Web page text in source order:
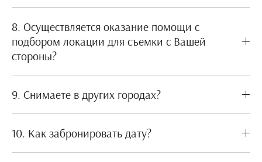
8. Осуществляется оказание помощи с
подбором локации для съемки с Вашей
стороны?
9. Снимаете в других городах?
10. Как забронировать дату?